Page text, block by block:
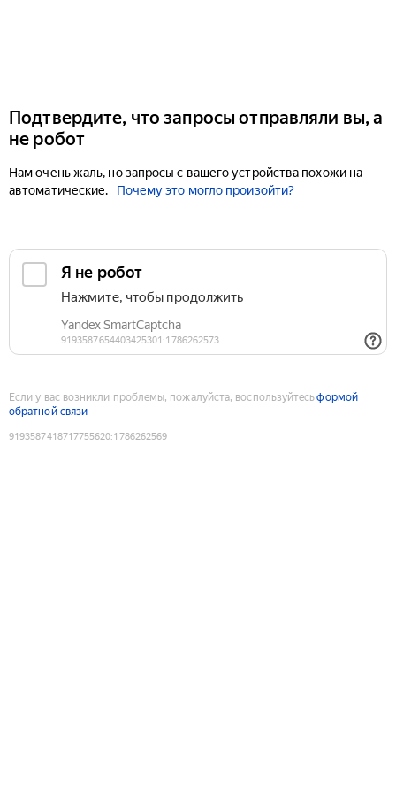
Подтвердите, что запросы отправляли вы, а
не робот
Нам очень жаль, но запросы с вашего устройства похожи на
автоматические.
Почему это могло произойти?
Если у вас возникли проблемы, пожалуйста, воспользуйтесьформой
обратной связи
9193587418717755620:1786262569